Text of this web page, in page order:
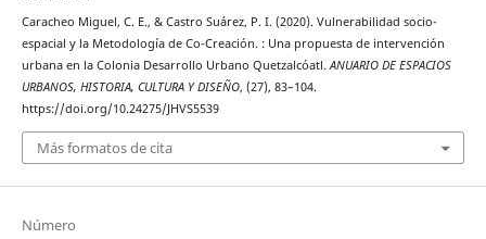
Caracheo Miguel, C. E., & Castro Suárez, P. I. (2020). Vulnerabilidad socio-
espacial y la Metodología de Co-Creación. : Una propuesta de intervención
urbana en la Colonia Desarrollo Urbano Quetzalcóatl.ANUARIO DE ESPACIOS
URBANOS, HISTORIA, CULTURA Y DISEÑO, (27), 83–104.
https://doi.org/10.24275/JHVS5539
Más formatos de cita
Número